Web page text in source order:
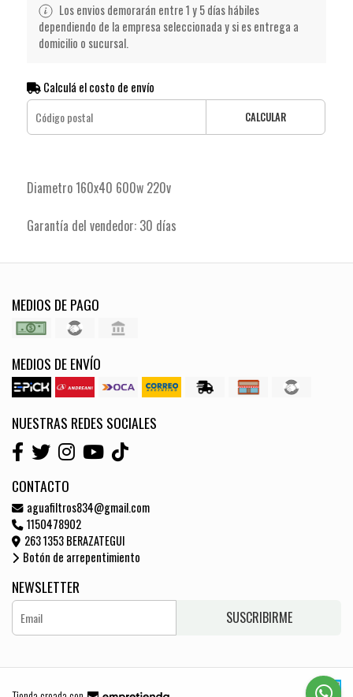
Los envios demorarán entre 1 y 5 días hábiles
dependiendo de la empresa seleccionada y si es entrega a
domicilio o sucursal.
Calculá el costo de envío
CALCULAR
Diametro 160x40 600w 220v
Garantía del vendedor: 30 días
MEDIOS DE PAGO
MEDIOS DE ENVÍO
NUESTRAS REDES SOCIALES
CONTACTO
aguafiltros834@gmail.com
1150478902
263 1353 BERAZATEGUI
Botón de arrepentimiento
NEWSLETTER
SUSCRIBIRME